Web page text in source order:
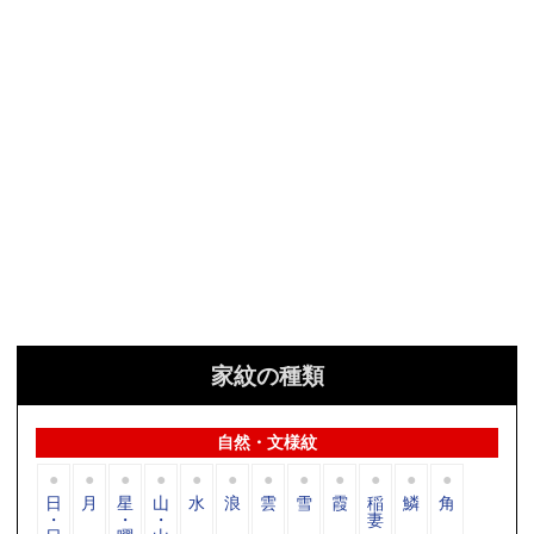
家紋の種類
自然・文様紋
日
・
月 星
・
山
・
水 浪 雲 雪 霞 稲
妻
鱗 角